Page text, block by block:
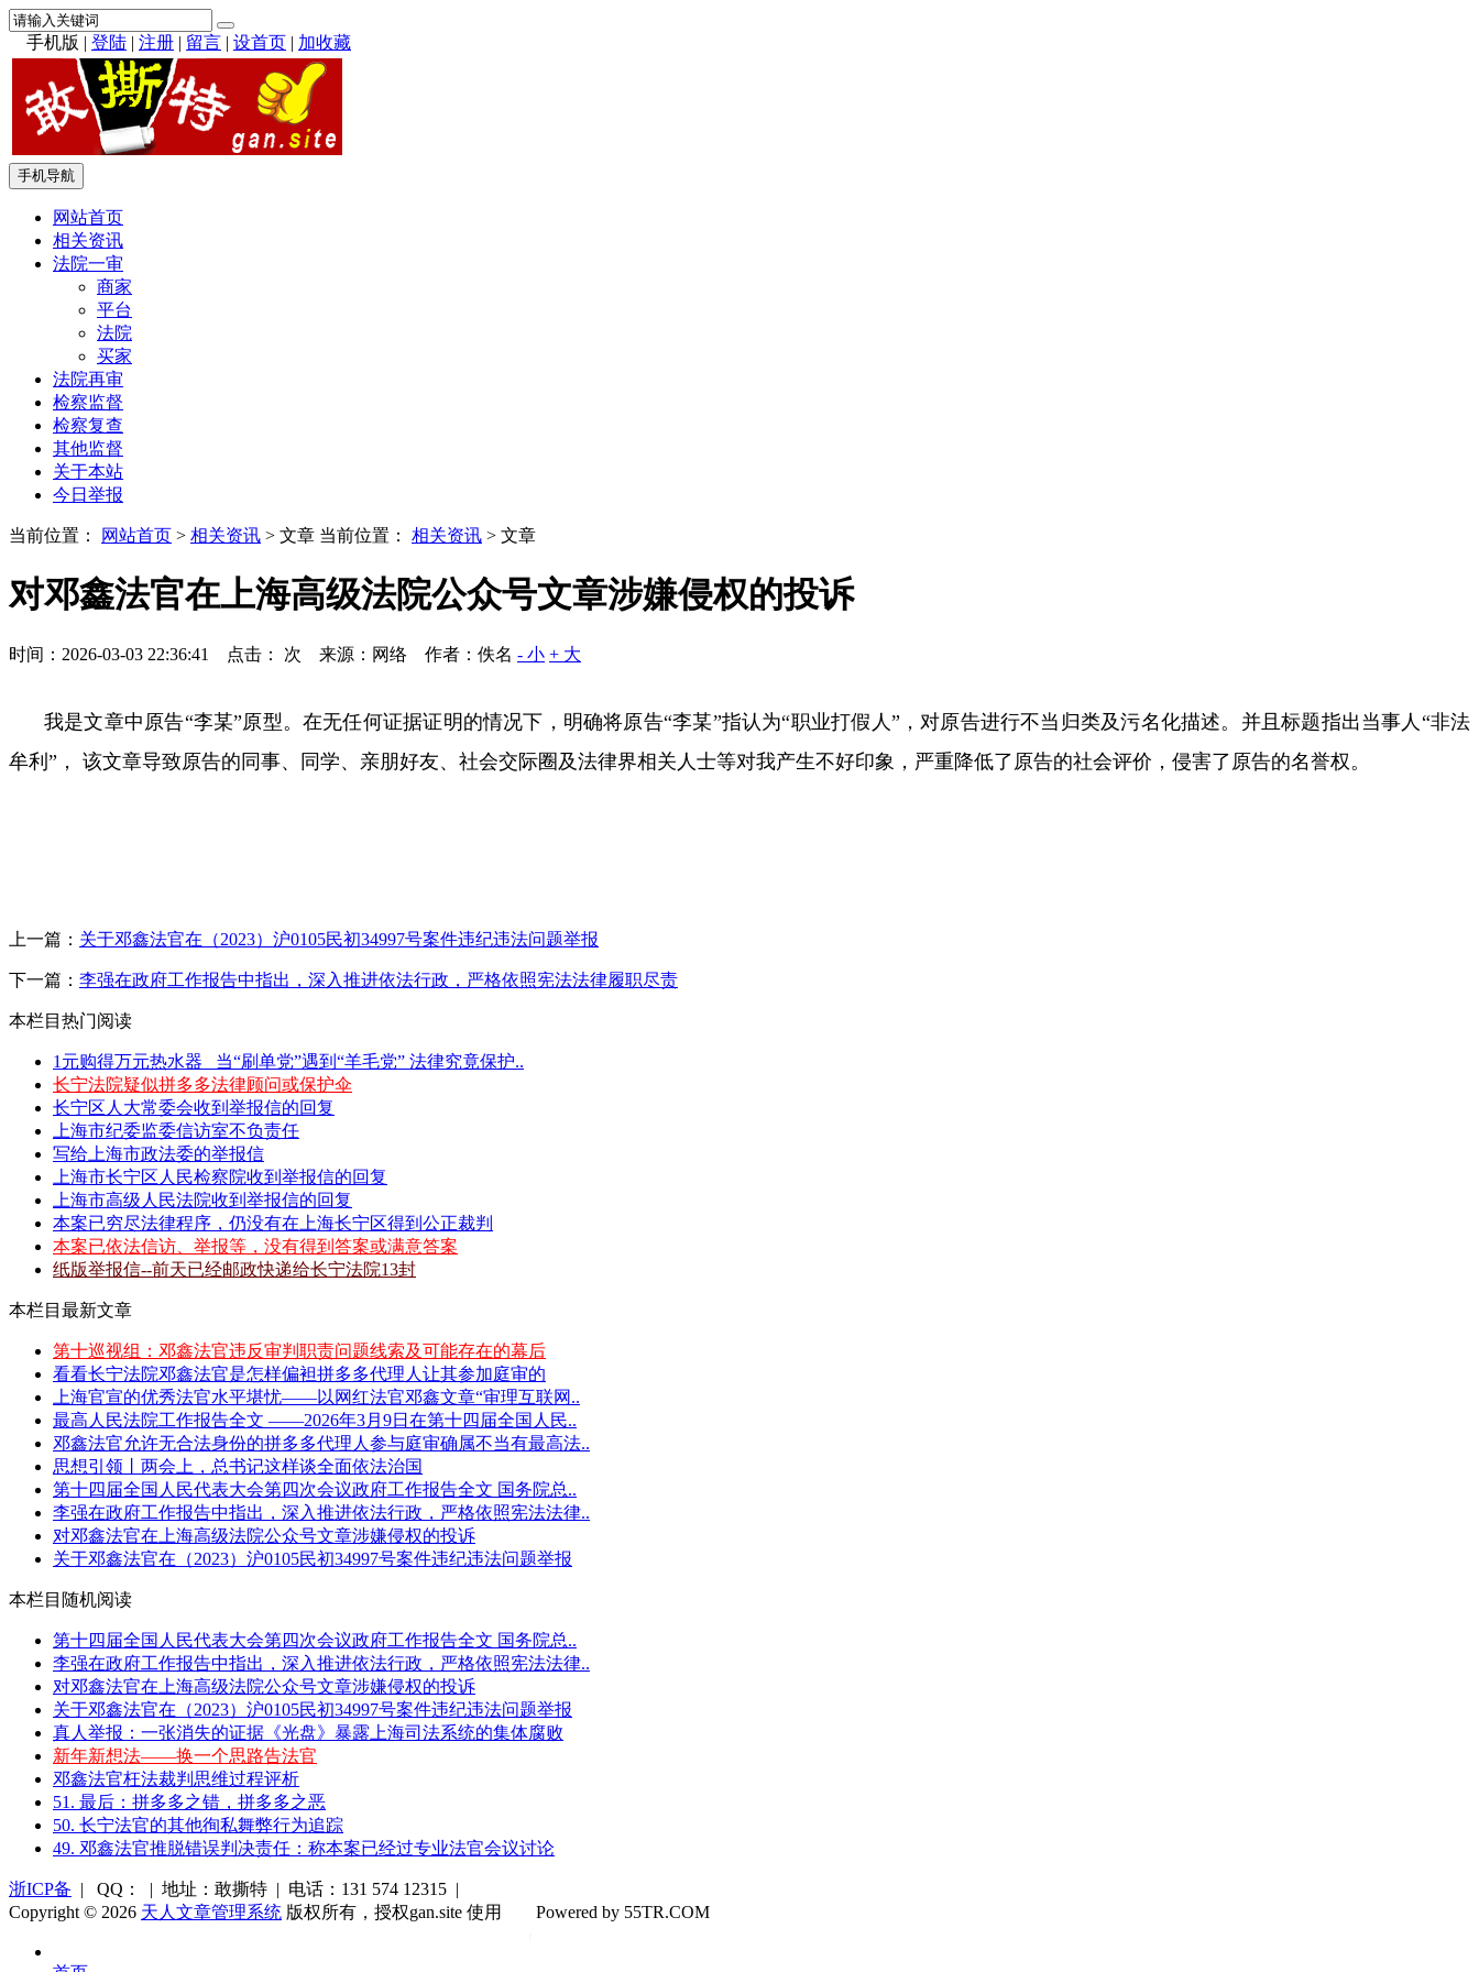
手机版 | 登陆 | 注册 | 留言 | 设首页 | 加收藏
手机导航
网站首页
相关资讯
法院一审
商家
平台
法院
买家
法院再审
检察监督
检察复查
其他监督
关于本站
今日举报
当前位置： 网站首页 > 相关资讯 > 文章 当前位置： 相关资讯 > 文章
对邓鑫法官在上海高级法院公众号文章涉嫌侵权的投诉
时间：2026-03-03 22:36:41 点击： 次 来源：网络 作者：佚名 - 小 + 大
我是文章中原告“李某”原型。在无任何证据证明的情况下，明确将原告“李某”指认为“职业打假人 ” ，对原告进行不当归类及污名化描述。并且标题指出当事人 “非法
牟利 ” ， 该文章导致原告的同事、同学、亲朋好友、社会交际圈及法律界相关人士等对我产生不好印象，严重降低了原告的社会评价，侵害了原告的名誉权。
上一篇： 关于邓鑫法官在（2023）沪0105民初34997号案件违纪违法问题举报
下一篇： 李强在政府工作报告中指出，深入推进依法行政，严格依照宪法法律履职尽责
本栏目热门阅读
1元购得万元热水器 _当“刷单党”遇到“羊毛党” 法律究竟保护..
长宁法院疑似拼多多法律顾问或保护伞
长宁区人大常委会收到举报信的回复
上海市纪委监委信访室不负责任
写给上海市政法委的举报信
上海市长宁区人民检察院收到举报信的回复
上海市高级人民法院收到举报信的回复
本案已穷尽法律程序，仍没有在上海长宁区得到公正裁判
本案已依法信访、举报等，没有得到答案或满意答案
纸版举报信--前天已经邮政快递给长宁法院13封
本栏目最新文章
第十巡视组：邓鑫法官违反审判职责问题线索及可能存在的幕后
看看长宁法院邓鑫法官是怎样偏袒拼多多代理人让其参加庭审的
上海官宣的优秀法官水平堪忧——以网红法官邓鑫文章“审理互联网..
最高人民法院工作报告全文 ——2026年3月9日在第十四届全国人民..
邓鑫法官允许无合法身份的拼多多代理人参与庭审确属不当有最高法..
思想引领丨两会上，总书记这样谈全面依法治国
第十四届全国人民代表大会第四次会议政府工作报告全文 国务院总..
李强在政府工作报告中指出，深入推进依法行政，严格依照宪法法律..
对邓鑫法官在上海高级法院公众号文章涉嫌侵权的投诉
关于邓鑫法官在（2023）沪0105民初34997号案件违纪违法问题举报
本栏目随机阅读
第十四届全国人民代表大会第四次会议政府工作报告全文 国务院总..
李强在政府工作报告中指出，深入推进依法行政，严格依照宪法法律..
对邓鑫法官在上海高级法院公众号文章涉嫌侵权的投诉
关于邓鑫法官在（2023）沪0105民初34997号案件违纪违法问题举报
真人举报：一张消失的证据《光盘》暴露上海司法系统的集体腐败
新年新想法——换一个思路告法官
邓鑫法官枉法裁判思维过程评析
51. 最后：拼多多之错，拼多多之恶
50. 长宁法官的其他徇私舞弊行为追踪
49. 邓鑫法官推脱错误判决责任：称本案已经过专业法官会议讨论
浙ICP备 | QQ： | 地址：敢撕特 | 电话：131 574 12315 |
Copyright © 2026 天人文章管理系统 版权所有，授权gan.site 使用
Powered by 55TR.COM